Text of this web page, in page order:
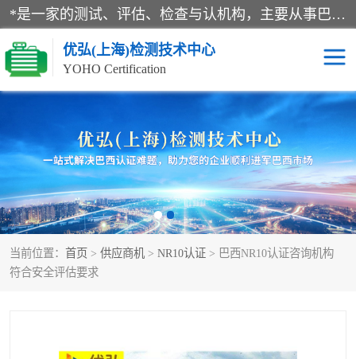
*是一家的测试、评估、检查与认机构，主要从事巴西NR10认证、NR12认证、NR13认证；ANATEL认证、INMTRO认证，欧盟CE认证：MD认证，PED认证，MID认证，ATEX认证，德国蓝色天使认证。
优弘(上海)检测技术中心
YOHO Certification
当前位置： 首页 > 供应商机 > NR10认证 > 巴西NR10认证咨询机构
符合安全评估要求
RECYCLASS认证 NR10认证
NR12认证 NR13认证
ART认证 巴西NR认证
巴西认证 RETIE认证